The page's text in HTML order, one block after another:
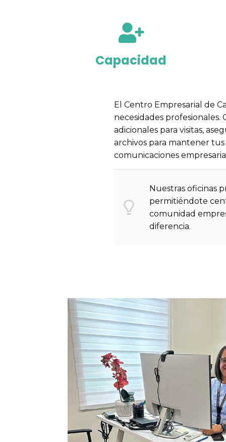
Capacidad
El Centro Empresarial de
necesidades
adicionales para visitas,
archivos para mantener
comunicaciones
Nuestras oficinas
permitiéndote
comunidad
diferencia.